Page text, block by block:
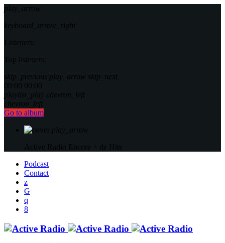
play_arrow
keyboard_arrow_right
Listeners:
Top listeners:
skip_previous play_arrow skip_next
00:00 00:00
playlist_play chevron_left
chevron_left
Go to album
play_arrow
Active Radio Encore + de Hits
Podcast
Contact